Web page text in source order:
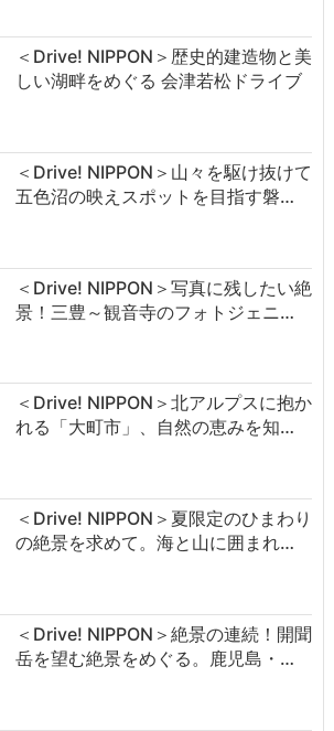
＜Drive! NIPPON＞歴史的建造物と美
しい湖畔をめぐる 会津若松ドライブ
＜Drive! NIPPON＞山々を駆け抜けて
五色沼の映えスポットを目指す磐…
＜Drive! NIPPON＞写真に残したい絶
景！三豊～観音寺のフォトジェニ…
＜Drive! NIPPON＞北アルプスに抱か
れる「大町市」、自然の恵みを知…
＜Drive! NIPPON＞夏限定のひまわり
の絶景を求めて。海と山に囲まれ…
＜Drive! NIPPON＞絶景の連続！開聞
岳を望む絶景をめぐる。鹿児島・…